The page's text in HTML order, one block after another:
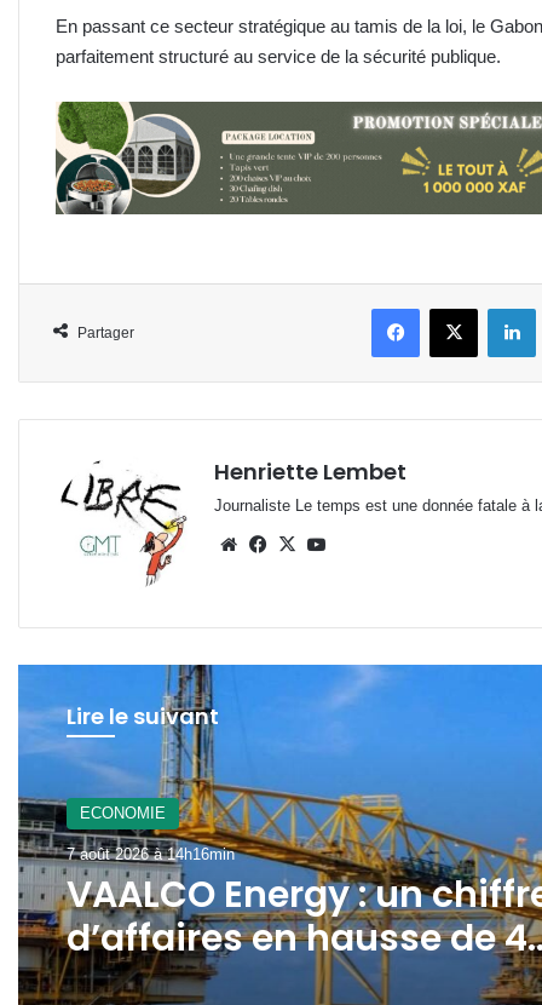
En passant ce secteur stratégique au tamis de la loi, le
parfaitement structuré au service de la sécurité publique.
Partager
FacebookX
Henriette Lembet
Journaliste Le temps est une donnée fatale à
WebsiteFacebook
X
Lire le suivant
A La Une
7 août 2026 à 12h21min
Gabon : le gouvernement
mobilisé pour la
concrétisation du